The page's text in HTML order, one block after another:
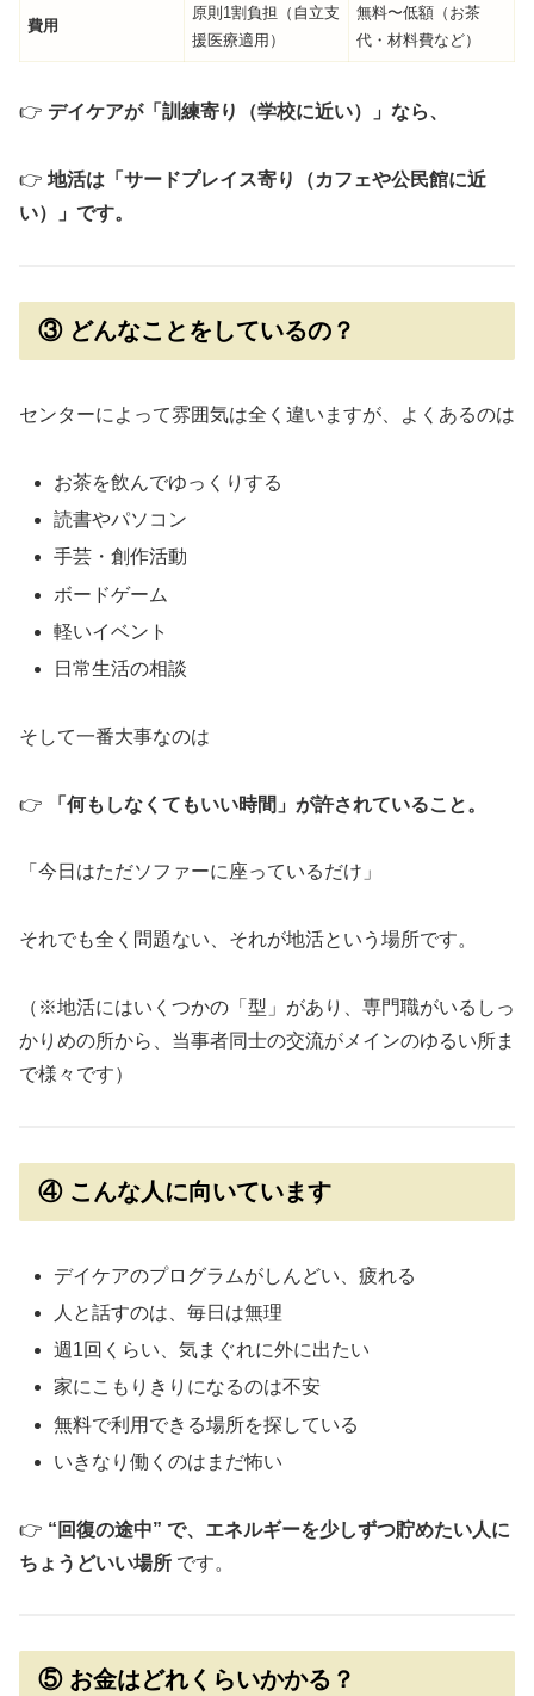
費用
原則1割負担（自立支
援医療適用）
無料〜低額（お茶
代・材料費など）
👉 デイケアが「訓練寄り（学校に近い）」なら、
👉 地活は「サードプレイス寄り（カフェや公民館に近
い）」です。
③ どんなことをしているの？
センターによって雰囲気は全く違いますが、よくあるのは
お茶を飲んでゆっくりする
読書やパソコン
手芸・創作活動
ボードゲーム
軽いイベント
日常生活の相談
そして一番大事なのは
👉 「何もしなくてもいい時間」が許されていること。
「今日はただソファーに座っているだけ」
それでも全く問題ない、それが地活という場所です。
（※地活にはいくつかの「型」があり、専門職がいるしっ
かりめの所から、当事者同士の交流がメインのゆるい所ま
で様々です）
④ こんな人に向いています
デイケアのプログラムがしんどい、疲れる
人と話すのは、毎日は無理
週1回くらい、気まぐれに外に出たい
家にこもりきりになるのは不安
無料で利用できる場所を探している
いきなり働くのはまだ怖い
👉 “回復の途中” で、エネルギーを少しずつ貯めたい人に
ちょうどいい場所 です。
⑤ お金はどれくらいかかる？